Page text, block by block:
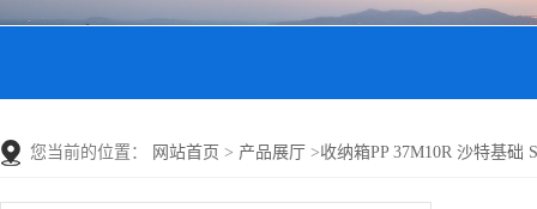
您当前的位置： 网站首页 > 产品展厅 >收纳箱PP 37M10R 沙特基础